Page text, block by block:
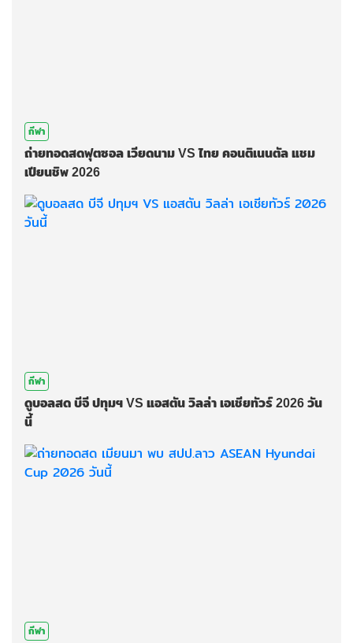
กีฬา
ถ่ายทอดสดฟุตซอล เวียดนาม VS ไทย คอนติเนนตัล แชม
เปียนชิพ 2026
กีฬา
ดูบอลสด บีจี ปทุมฯ VS แอสตัน วิลล่า เอเชียทัวร์ 2026 วัน
นี้
กีฬา